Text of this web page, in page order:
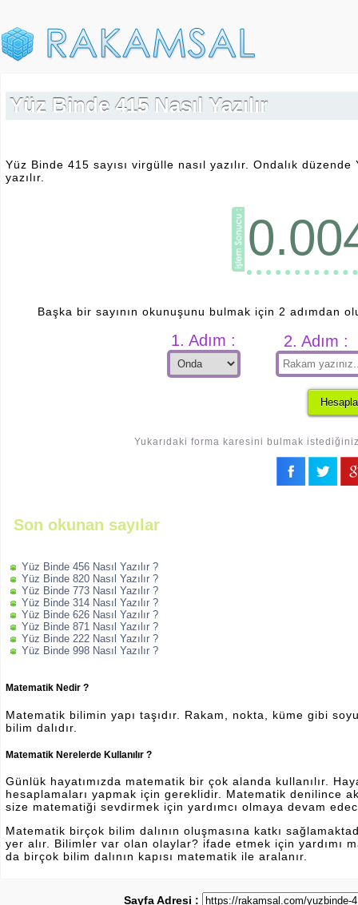
Yüz Binde 415 Nasıl Yazılır
Yüz Binde 415 sayısı virgülle nasıl yazılır. Ondalık
yazılır.
Başka bir sayının okunuşunu bulmak için 2 adımdan
1. Adım : 2. Adım :
Yukarıdaki forma karesini bulmak
Son okunan sayılar
Yüz Binde 456 Nasıl Yazılır ?
Yüz Binde 820 Nasıl Yazılır ?
Yüz Binde 773 Nasıl Yazılır ?
Yüz Binde 314 Nasıl Yazılır ?
Yüz Binde 626 Nasıl Yazılır ?
Yüz Binde 871 Nasıl Yazılır ?
Yüz Binde 222 Nasıl Yazılır ?
Yüz Binde 998 Nasıl Yazılır ?
Matematik Nedir ?
Matematik bilimin yapı taşıdır. Rakam, nokta, küme gibi
bilim dalıdır.
Matematik Nerelerde Kullanılır ?
Günlük hayatımızda matematik bir çok alanda kullanılır.
hesaplamaları yapmak için gereklidir. Matematik denilince
size matematiği sevdirmek için yardımcı olmaya devam
Matematik birçok bilim dalının oluşmasına katkı
yer alır. Bilimler var olan olaylar? ifade etmek için yardımı
da birçok bilim dalının kapısı matematik ile aralanır.
Sayfa Adresi :